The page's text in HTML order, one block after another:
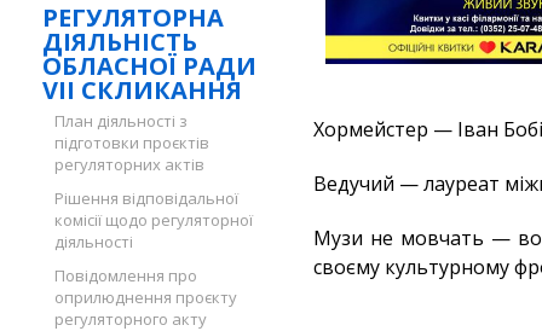
РЕГУЛЯТОРНА
ДІЯЛЬНІСТЬ
ОБЛАСНОЇ РАДИ
VII СКЛИКАННЯ
План діяльності з
підготовки проєктів
регуляторних актів
Рішення відповідальної
комісії щодо регуляторної
діяльності
Повідомлення про
оприлюднення проєкту
регуляторного акту
Хормейстер — Іван
Ведучий — лауреат
Музи не мовчать —
своєму культурному